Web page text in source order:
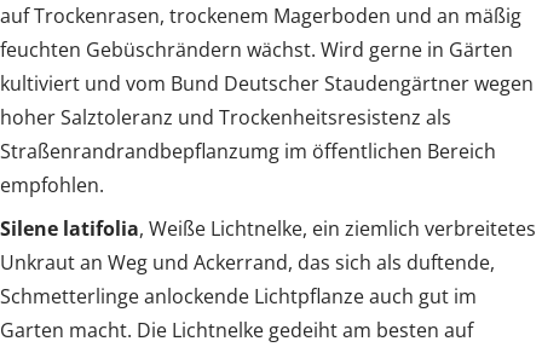
auf Trockenrasen, trockenem Magerboden und an mäßig
feuchten Gebüschrändern wächst. Wird gerne in Gärten
kultiviert und vom Bund Deutscher Staudengärtner wegen
hoher Salztoleranz und Trockenheitsresistenz als
Straßenrandrandbepflanzumg im öffentlichen Bereich
empfohlen.
Silene latifolia, Weiße Lichtnelke, ein ziemlich verbreitetes
Unkraut an Weg und Ackerrand, das sich als duftende,
Schmetterlinge anlockende Lichtpflanze auch gut im
Garten macht. Die Lichtnelke gedeiht am besten auf